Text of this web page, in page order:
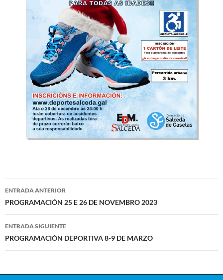
Navegación
de
entradas
ENTRADA ANTERIOR
PROGRAMACIÓN 25 E 26 DE NOVEMBRO 2023
ENTRADA SIGUIENTE
PROGRAMACIÓN DEPORTIVA 8-9 DE MARZO